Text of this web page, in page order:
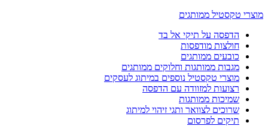
מוצרי טקסטיל ממותגים
הדפסה על תיקי אל בד
חולצות מודפסות
כובעים ממותגים
מגבות ממותגות וחלוקים ממותגים
מוצרי טקסטיל נוספים במיתוג לעסקים
רצועות למזוודה עם הדפסה
שמיכות ממותגות
שרוכים לצוואר ותגי זיהוי למיתוג
תיקים לפרסום